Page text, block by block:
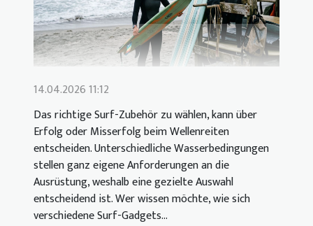
14.04.2026 11:12
Das richtige Surf-Zubehör zu wählen, kann über
Erfolg oder Misserfolg beim Wellenreiten
entscheiden. Unterschiedliche Wasserbedingungen
stellen ganz eigene Anforderungen an die
Ausrüstung, weshalb eine gezielte Auswahl
entscheidend ist. Wer wissen möchte, wie sich
verschiedene Surf-Gadgets...